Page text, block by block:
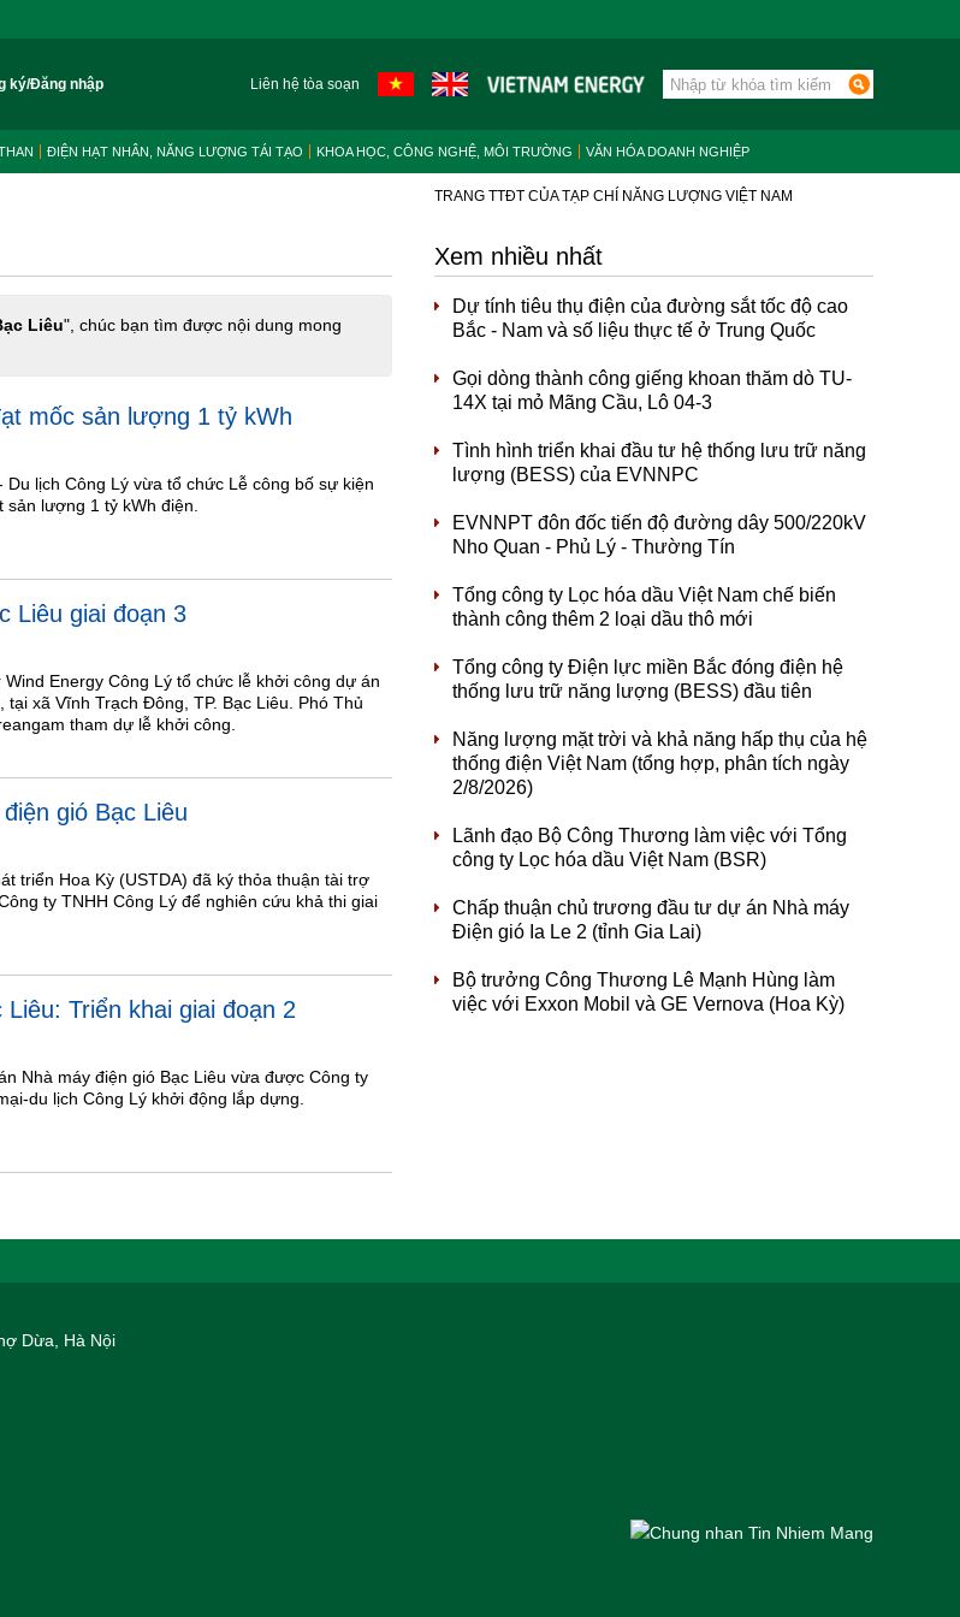
ký/Đăng nhập Liên hệ tòa soạn
ĐIỆN HẠT NHÂN, NĂNG LƯỢNG TÁI TẠO KHOA HỌC, CÔNG NGHỆ, MÔI TRƯỜNG VĂN HÓA DOANH NGHIỆP
TRANG TTĐT CỦA TẠP CHÍ NĂNG LƯỢNG VIỆT NAM
Liêu", chúc bạn tìm được nội dung mong
mốc sản lượng 1 tỷ kWh
lịch Công Lý vừa tổ chức Lễ công bố sự kiện
lượng 1 tỷ kWh điện.
Liêu giai đoạn 3
Energy Công Lý tổ chức lễ khởi công dự án
xã Vĩnh Trạch Đông, TP. Bạc Liêu. Phó Thủ
tham dự lễ khởi công.
gió Bạc Liêu
triển Hoa Kỳ (USTDA) đã ký thỏa thuận tài trợ
ty TNHH Công Lý để nghiên cứu khả thi giai
Triển khai giai đoạn 2
Nhà máy điện gió Bạc Liêu vừa được Công ty
du lịch Công Lý khởi động lắp dựng.
Xem nhiều nhất
Dự tính tiêu thụ điện của đường sắt tốc độ cao
Bắc - Nam và số liệu thực tế ở Trung Quốc
Gọi dòng thành công giếng khoan thăm dò TU-
14X tại mỏ Mãng Cầu, Lô 04-3
Tình hình triển khai đầu tư hệ thống lưu trữ năng
lượng (BESS) của EVNNPC
EVNNPT đôn đốc tiến độ đường dây 500/220kV
Nho Quan - Phủ Lý - Thường Tín
Tổng công ty Lọc hóa dầu Việt Nam chế biến
thành công thêm 2 loại dầu thô mới
Tổng công ty Điện lực miền Bắc đóng điện hệ
thống lưu trữ năng lượng (BESS) đầu tiên
Năng lượng mặt trời và khả năng hấp thụ của hệ
thống điện Việt Nam (tổng hợp, phân tích ngày
2/8/2026)
Lãnh đạo Bộ Công Thương làm việc với Tổng
công ty Lọc hóa dầu Việt Nam (BSR)
Chấp thuận chủ trương đầu tư dự án Nhà máy
Điện gió Ia Le 2 (tỉnh Gia Lai)
Bộ trưởng Công Thương Lê Mạnh Hùng làm
việc với Exxon Mobil và GE Vernova (Hoa Kỳ)
Dừa, Hà Nội